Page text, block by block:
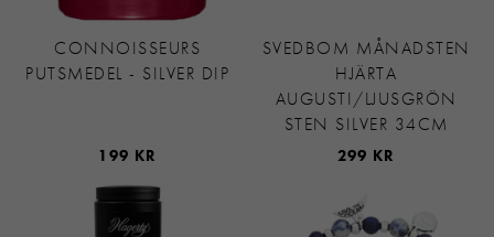
CONNOISSEURS
PUTSMEDEL - SILVER DIP
199 KR
SVEDBOM MÅNADSTEN
HJÄRTA
AUGUSTI/LJUSGRÖN
STEN SILVER 34CM
299 KR